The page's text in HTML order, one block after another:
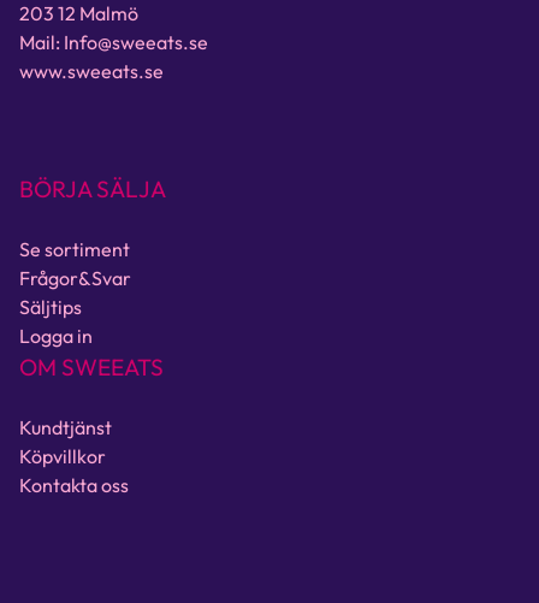
203 12 Malmö
Mail: Info@sweeats.se
www.sweeats.se
BÖRJA SÄLJA
Se sortiment
Frågor&Svar
Säljtips
Logga in
OM SWEEATS
Kundtjänst
Köpvillkor
Kontakta oss